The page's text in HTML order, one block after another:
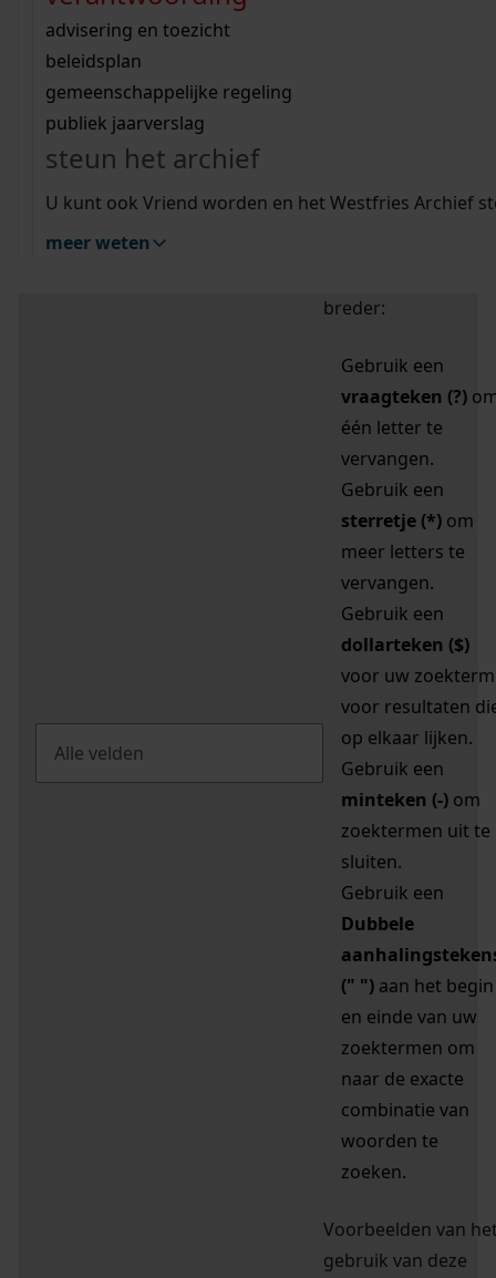
bouwvergunningen
omgevingsvergunningen
vergunningen
beeld en geluid
uitleg nodig?
Wij helpen u op weg met een aantal zoektips.
bekijk alle zoektips
Wij helpen u op weg met een aantal zoektips.
bekijk alle zoektips
bekijk ons geschiedenislokaal
advisering en toezicht
beleidsplan
gemeenschappelijke regeling
publiek jaarverslag
steun het archief
U kunt ook Vriend worden en het Westfries Archief
meer weten
zoektips
Mijn Studiezaal (inloggen)
uw zoekopdracht te
breder:
Gebruik een
vraagteken (?)
één letter te
vervangen.
Gebruik een
sterretje (*) om
meer letters te
vervangen.
Gebruik een
dollarteken ($)
voor uw zoekterm
voor resultaten
op elkaar lijken.
Gebruik een
minteken (-) om
zoektermen uit te
sluiten.
Gebruik een
Dubbele
(" ") aan het begin
en einde van uw
zoektermen om
naar de exacte
combinatie van
woorden te
zoeken.
Voorbeelden van
gebruik van deze